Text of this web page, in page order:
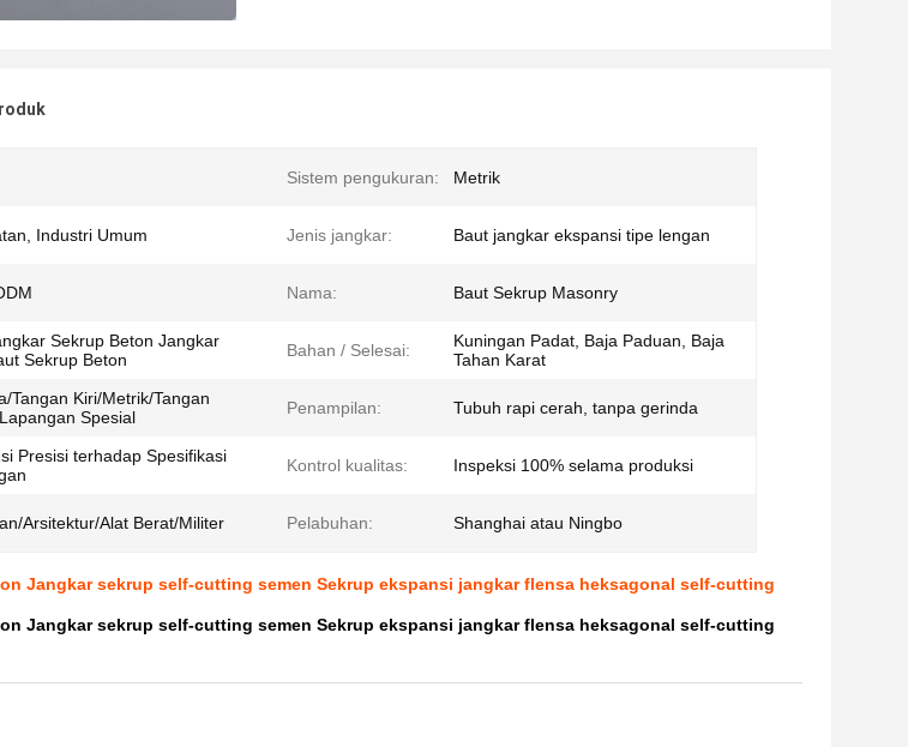
Sistem pengukuran: Metrik
Industri Umum Jenis jangkar: Baut jangkar ekspansi tipe lengan
Nama: Baut Sekrup Masonry
Sekrup Beton Jangkar
Sekrup Beton
Bahan / Selesai:
Kuningan Padat, Baja Paduan, Baja
Tahan Karat
Tangan Kiri/Metrik/Tangan
Spesial
Penampilan: Tubuh rapi cerah, tanpa gerinda
Presisi terhadap Spesifikasi
Kontrol kualitas: Inspeksi 100% selama produksi
Arsitektur/Alat Berat/Militer Pelabuhan: Shanghai atau Ningbo
Jangkar sekrup self-cutting semen Sekrup ekspansi jangkar flensa heksagonal self-cutting
Jangkar sekrup self-cutting semen Sekrup ekspansi jangkar flensa heksagonal self-cutting